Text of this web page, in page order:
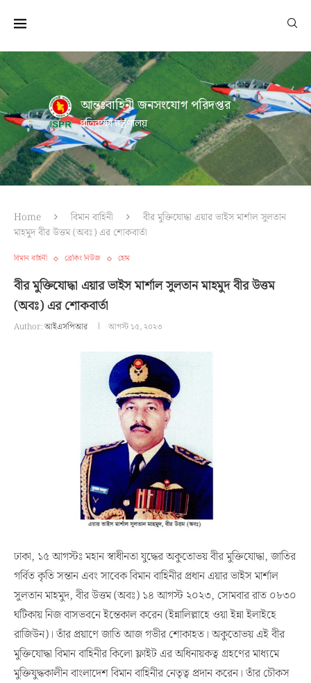
আন্তঃবাহিনী জনসংযোগ পরিদপ্তর
প্রতিরক্ষা মন্ত্রণালয়
Home বিমান বাহিনী
বীর মুক্তিযোদ্ধা এয়ার ভাইস মার্শাল সুলতান
মাহমুদ বীর উত্তম (অবঃ) এর শোকবার্তা
বিমান বাহিনী ব্রেকিং নিউজ হোম
বীর মুক্তিযোদ্ধা এয়ার ভাইস মার্শাল সুলতান মাহমুদ বীর উত্তম
(অবঃ) এর শোকবার্তা
Author:আইএসপিআর আগস্ট ১৫, ২০২৩
ঢাকা, ১৫ আগস্টঃ মহান স্বাধীনতা যুদ্ধের অকুতোভয় বীর মুক্তিযোদ্ধা, জাতির
গর্বিত কৃতি সন্তান এবং সাবেক বিমান বাহিনীর প্রধান এয়ার ভাইস মার্শাল
সুলতান মাহমুদ, বীর উত্তম (অবঃ) ১৪ আগস্ট ২০২৩, সোমবার রাত ০৮৩০
ঘটিকায় নিজ বাসভবনে ইন্তেকাল করেন (ইন্নালিল্লাহে ওয়া ইন্না ইলাইহে
রাজিউন)। তাঁর প্রয়াণে জাতি আজ গভীর শোকাহত। অকুতোভয় এই বীর
মুক্তিযোদ্ধা বিমান বাহিনীর কিলো ফ্লাইট এর অধিনায়কত্ব গ্রহণের মাধ্যমে
মুক্তিযুদ্ধকালীন বাংলাদেশ বিমান বাহিনীর নেতৃত্ব প্রদান করেন। তাঁর চৌকস